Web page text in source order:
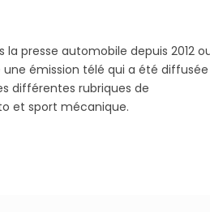
presse automobile depuis 2012
une émission télé qui a été diffusée
différentes rubriques de
et sport mécanique.